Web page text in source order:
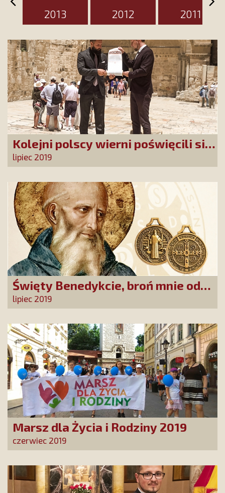
2013
2012 2011
Kolejni polscy wierni poświęcili się
Najdroższej Krwi Chrystusa
lipiec 2019
Święty Benedykcie, broń mnie od
złego!
lipiec 2019
Marsz dla Życia i Rodziny 2019
czerwiec 2019